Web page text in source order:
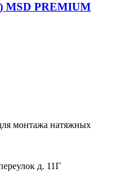
MSD PREMIUM
монтажа натяжных
д. 11Г